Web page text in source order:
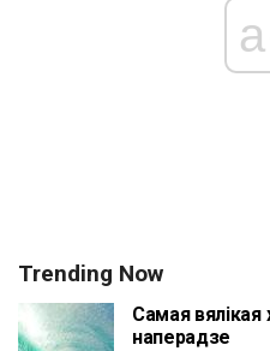
Trending Now
Самая
наперадзе